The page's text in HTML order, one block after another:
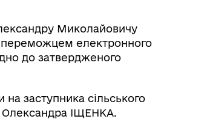
Миколайовичу
переможцем електронного
до затвердженого
заступника сільського
Олександра ІЩЕНКА.